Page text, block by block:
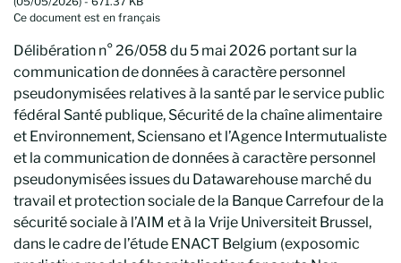
Ce document est en français
Délibération n° 26/058 du 5 mai 2026 portant sur la
communication de données à caractère personnel
pseudonymisées relatives à la santé par le service public
fédéral Santé publique, Sécurité de la chaîne alimentaire
et Environnement, Sciensano et l’Agence Intermutualiste
et la communication de données à caractère personnel
pseudonymisées issues du Datawarehouse marché du
travail et protection sociale de la Banque Carrefour de la
sécurité sociale à l’AIM et à la Vrije Universiteit Brussel,
dans le cadre de l’étude ENACT Belgium (exposomic